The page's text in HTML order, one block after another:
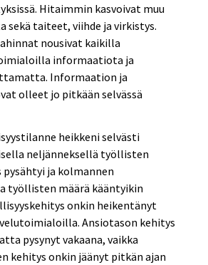
Hitaimmin kasvoivat muu
taiteet, viihde ja virkistys.
nousivat kaikilla
informaatiota ja
Informaation ja
olleet jo pitkään selvässä
heikkeni selvästi
neljänneksellä työllisten
pysähtyi ja kolmannen
työllisten määrä kääntyikin
onkin heikentänyt
Ansiotason kehitys
pysynyt vakaana, vaikka
kehitys onkin jäänyt pitkän ajan